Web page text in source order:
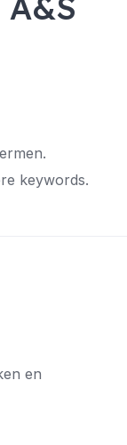
keywords.
en